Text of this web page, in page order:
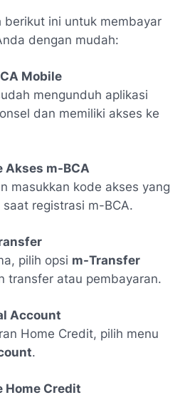
berikut ini untuk membayar
dengan mudah:
Mobile
mengunduh aplikasi
dan memiliki akses ke
Akses m-BCA
masukkan kode akses yang
registrasi m-BCA.
pilih opsi m-Transfer
transfer atau pembayaran.
Account
Home Credit, pilih menu
.
Home Credit